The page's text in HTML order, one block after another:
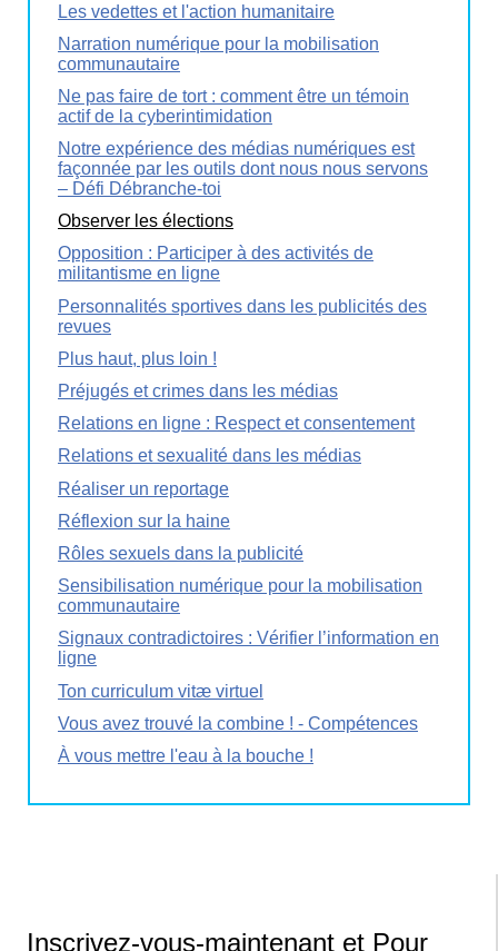
Les vedettes et l'action humanitaire
Narration numérique pour la mobilisation
communautaire
Ne pas faire de tort : comment être un témoin
actif de la cyberintimidation
Notre expérience des médias numériques est
façonnée par les outils dont nous nous servons
– Défi Débranche-toi
Observer les élections
Opposition : Participer à des activités de
militantisme en ligne
Personnalités sportives dans les publicités des
revues
Plus haut, plus loin !
Préjugés et crimes dans les médias
Relations en ligne : Respect et consentement
Relations et sexualité dans les médias
Réaliser un reportage
Réflexion sur la haine
Rôles sexuels dans la publicité
Sensibilisation numérique pour la mobilisation
communautaire
Signaux contradictoires : Vérifier l’information en
ligne
Ton curriculum vitæ virtuel
Vous avez trouvé la combine ! - Compétences
À vous mettre l'eau à la bouche !
Inscrivez-vous-maintenant et Pour